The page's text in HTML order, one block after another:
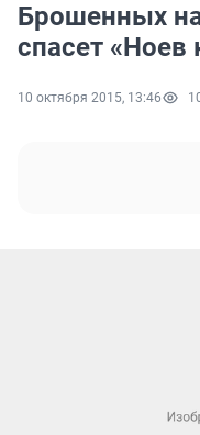
Брошенных
спасет «Ноев
10 октября 2015, 13:46